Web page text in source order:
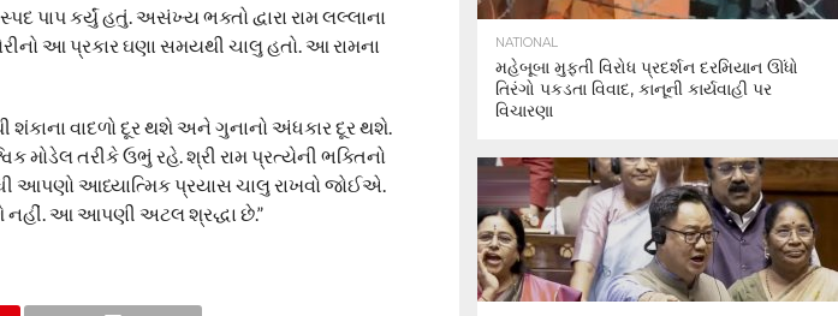
પાપ કર્યું હતું. અસંખ્ય ભક્તો દ્વારા રામ લલ્લાના
આ પ્રકાર ઘણા સમયથી ચાલુ હતો. આ રામના
શંકાના વાદળો દૂર થશે અને ગુનાનો અંધકાર દૂર થશે.
મોડેલ તરીકે ઉભું રહે. શ્રી રામ પ્રત્યેની ભક્તિનો
આપણો આધ્યાત્મિક પ્રયાસ ચાલુ રાખવો જોઈએ.
નહીં. આ આપણી અટલ શ્રદ્ધા છે.”
NATIONAL
મહેબૂબા મુફ્તી વિરોધ પ્રદર્શન દરમિયાન ઊંધો
તિરંગો પકડતા વિવાદ, કાનૂની કાર્યવાહી પર
વિચારણા